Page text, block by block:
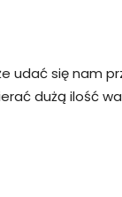
udać się nam
dużą ilość